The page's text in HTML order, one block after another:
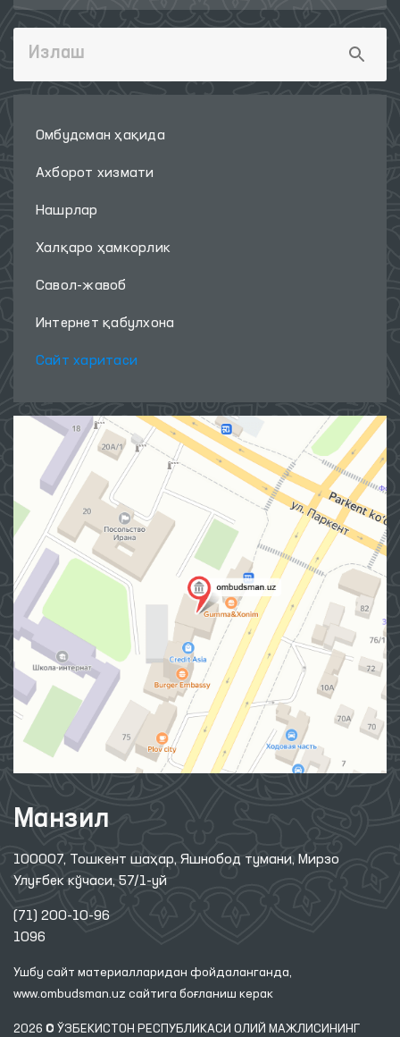
Омбудсман ҳақида
Ахборот хизмати
Нашрлар
Халқаро ҳамкорлик
Савол-жавоб
Интернет қабулхона
Сайт харитаси
Манзил
100007, Тошкент шаҳар, Яшнобод тумани, Мирзо
Улуғбек кўчаси, 57/1-уй
(71) 200-10-96
1096
Ушбу сайт материалларидан фойдаланганда,
www.ombudsman.uz сайтига боғланиш керак
2026 © ЎЗБЕКИСТОН РЕСПУБЛИКАСИ ОЛИЙ МАЖЛИСИНИНГ